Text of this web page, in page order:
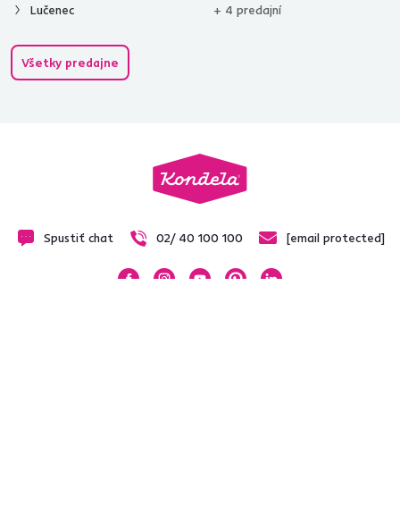
Lučenec
+ 4 predajní
Všetky predajne
Spustiť chat 02/ 40 100 100 [email protected]